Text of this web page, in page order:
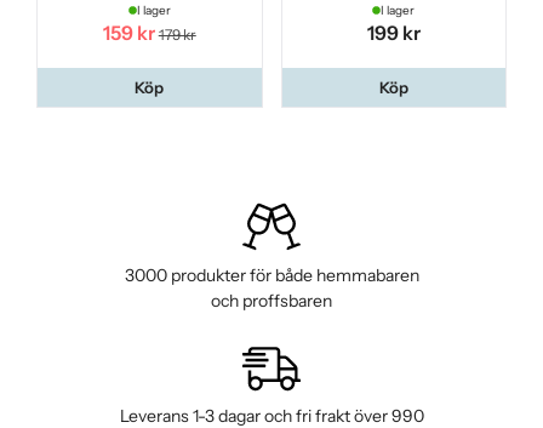
I lager
159 kr 179 kr
Köp
I lager
199 kr
Köp
3000 produkter för både hemmabaren
och proffsbaren
Leverans 1-3 dagar och fri frakt över 990